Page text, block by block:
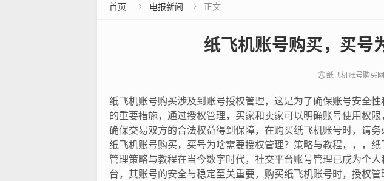
首页  电报新闻  正文
纸飞机账号购买，买号
纸飞机账号购买网
纸飞机账号购买涉及到账号授权管理，这是为了确保账号安全
的重要措施，通过授权管理，买家和卖家可以明确账号使用权
确保交易双方的合法权益得到保障，在购买纸飞机账号时，请
纸飞机账号购买，买号为啥需要授权管理？策略与教程，，，
管理策略与教程在当今数字时代，社交平台账号管理已成为个
台，其账号的安全与稳定至关重要，购买纸飞机账号时，授权